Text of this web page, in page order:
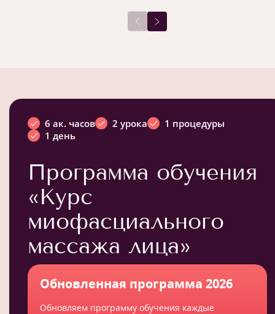
6 ак. часов 2 урока
1 процедуры
1 день
Программа обучения
«Курс
миофасциального
массажа лица»
Обновленная программа 2026
Обновляем программу обучения каждые